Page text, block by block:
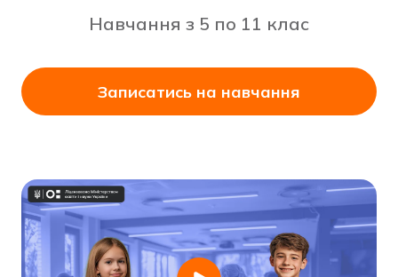
Навчання з 5 по 11 клас
Записатись на навчання